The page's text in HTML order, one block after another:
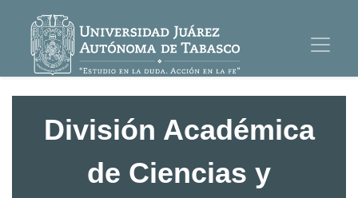
División Académica
de Ciencias y